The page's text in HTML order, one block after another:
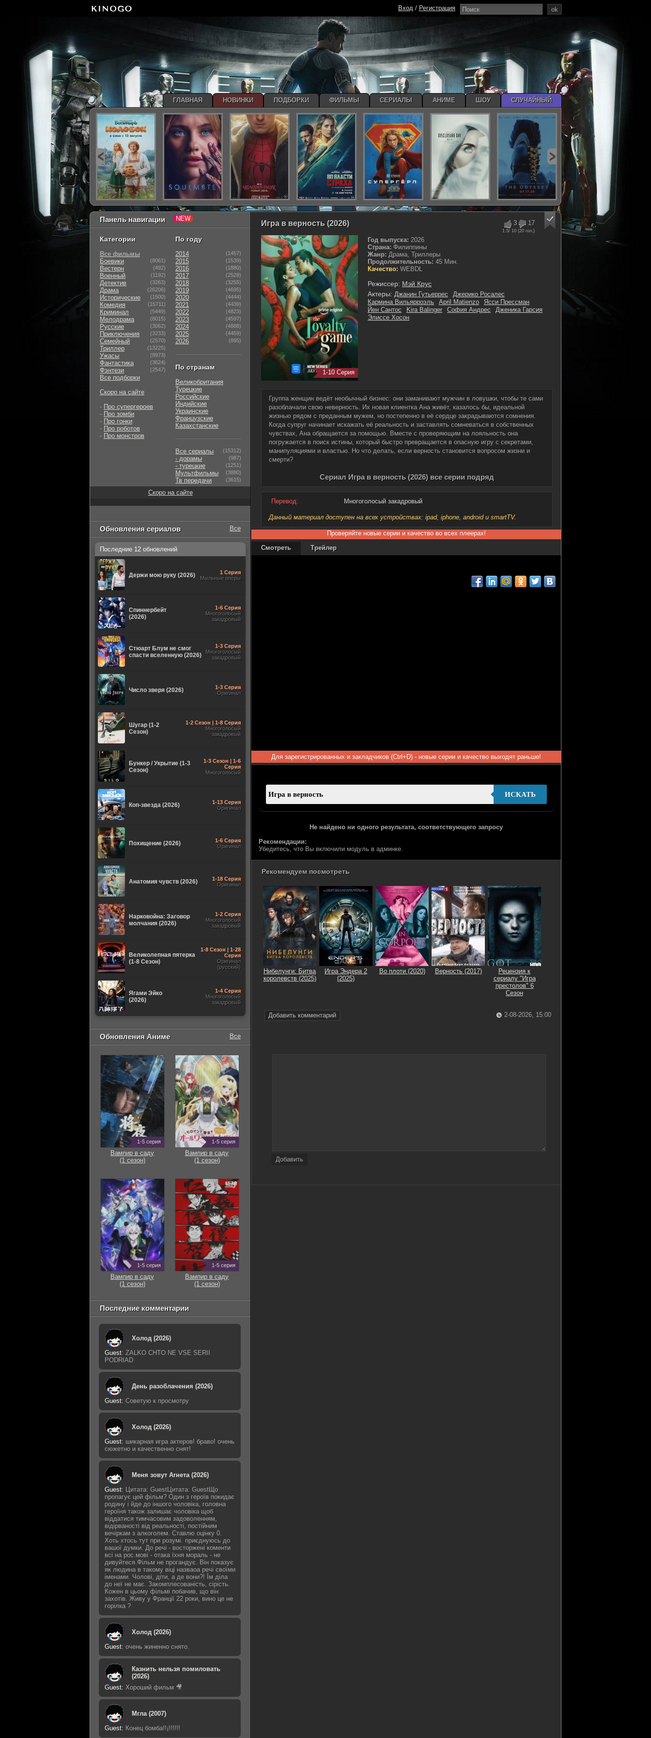
3 17
1.5/ 10 (20 гол.)
Игра в верность (2026)
1-10 Серия
Год выпуска: 2026
Страна: Филиппины
Жанр: Драма, Триллеры
Продолжительность: 45 Мин.
Качество: WEBDL
Режиссер: Мэй Крус
Актеры: Джанин Гутьеррес
Джерико Росалес
Кармина Вильярроэль
April Matienzo
Ясси Прессман
Йен Сантос
Kira Balinger София Андрес
Дженика Гарсия
Элиссе Хосон
Группа женщин ведёт необычный бизнес: они заманивают мужчин в ловушки, чтобы те сами
разоблачали свою неверность. Их новая клиентка Ана живёт, казалось бы, идеальной
жизнью рядом с преданным мужем, но постепенно в её сердце закрадываются сомнения.
Когда супруг начинает искажать её реальность и заставлять сомневаться в собственных
чувствах, Ана обращается за помощью. Вместе с проверяющим на лояльность она
погружается в поиск истины, который быстро превращается в опасную игру с секретами,
манипуляциями и властью. Но что делать, если верность становится вопросом жизни и
смерти?
Сериал Игра в верность (2026) все серии подряд
Перевод: Многоголосый закадровый
Данный материал доступен на всех устройствах: ipad, iphone, android и smartTV.
Проверяйте новые серии и качество во всех плеерах!
Смотреть
Трейлер
Для зарегистрированных и закладчиков (Ctrl+D) - новые серии и качество выходят раньше!
ИСКАТЬ
Не найдено ни одного результата, соответствующего запросу
Рекомендации:
Убедитесь, что Вы включили модуль в админке.
Рекомендуем посмотреть
Нибелунги: Битва
королевств (2025)
Игра Эндера 2
(2025)
Во плоти (2020) Верность (2017)
Рецензия к
сериалу "Игра
престолов" 6
Сезон
Добавить комментарий 2-08-2026, 15:00
Добавить
Панель навигации
Категории
Все фильмы
Боевики
(8061)
Вестерн (492)
Военный (1192)
Детектив (3263)
Драма (26206)
Исторические (1500)
Комедия (15711)
Криминал (5449)
Мелодрама (8015)
Русские (3062)
Приключения (3233)
Семейный (2570)
Триллер (13225)
Ужасы (8973)
Фантастика (3624)
Фэнтези (2547)
Все подборки
Скоро на сайте
- Про супергероев
- Про зомби
- Про гонки
- Про роботов
- Про монстров
По году
2014 (1457)
2015 (1539)
2016 (1880)
2017 (2528)
2018 (3255)
2019 (4695)
2020 (4444)
2021 (4439)
2022 (4823)
2023 (4597)
2024 (4888)
2025 (4459)
2026 (895)
По странам
Великобритания
Турецкие
Российские
Индийские
Украинские
Французские
Казахстанские
Все сериалы (15312)
- дорамы (987)
- турецкие (1251)
Мультфильмы (3880)
Тв передачи (3615)
Скоро на сайте
Обновления сериалов Все
Последние 12 обновлений
Держи мою руку (2026)
1 Серия
Мыльные оперы
Спиннербейт
(2026)
1-6 Серия
Многоголосый
закадровый
Стюарт Блум не смог
спасти вселенную (2026)
1-3 Серия
Многоголосый
закадровый
Число зверя (2026)
1-3 Серия
Оригинал
Шугар (1-2
Сезон)
1-2 Сезон | 1-8 Серия
Многоголосый
закадровый
Бункер / Укрытие (1-3
Сезон)
1-3 Сезон | 1-6
Серия
Многоголосый
Коп-звезда (2026)
1-13 Серия
Оригинал
Похищение (2026)
1-6 Серия
Оригинал
Анатомия чувств (2026)
1-18 Серия
Оригинал
Нарковойна: Заговор
молчания (2026)
1-2 Серия
Многоголосый
закадровый
Великолепная пятерка
(1-8 Сезон)
1-8 Сезон | 1-28
Серия
Оригинал
(русский)
Ягами Эйко
(2026)
1-4 Серия
Многоголосый
закадровый
Обновления Аниме Все
1-5 серия
Вампир в саду
(1 сезон)
1-5 серия
Вампир в саду
(1 сезон)
1-5 серия
Вампир в саду
(1 сезон)
1-5 серия
Вампир в саду
(1 сезон)
Последние комментарии
Холод (2026)
Guest: ZALKO CHTO NE VSE SERII
PODRIAD
День разоблачения (2026)
Guest: Советую к просмотру
Холод (2026)
Guest: шикарная игра актеров! браво! очень
сюжетно и качественно снят!
Меня зовут Агнета (2026)
Guest: Цитата: GuestЦитата: GuestЩо
пропагує цей фільм? Один з героїв покидає
родину і йде до іншого чоловіка, головна
героїня також залишає чоловіка щоб
віддатися тимчасовим задоволенням,
відірваності від реальності, постійним
вечіркам з алкоголем. Ставлю оцінку 0.
Хоть хтось тут при розумі. приєднуюсь до
вашої думки. До речі - восторжені коменти
всі на рос.мові - отака їхня мораль - не
дивуйтеся.Фільм не прогандує. Він показує
як людина в такому віці назваоа речі своїми
іменами. Чолові, діти, а де вони?! Їм діла
до неї не має. Закомплесованість, сірість.
Кожен в цьому фільмі побачив, що він
захотів. Живу у Франції 22 роки, вино це не
горілка ?
Холод (2026)
Guest: очень жиненно снято.
Казнить нельзя помиловать
(2026)
Guest: Хороший фильм 🎥
Мгла (2007)
Guest: Конец бомба!!¡!!!!!!
ok
Вход / Регистрация
ГЛАВНАЯ НОВИНКИ ПОДБОРКИ ФИЛЬМЫ СЕРИАЛЫ АНИМЕ ШОУ СЛУЧАЙНЫЙ